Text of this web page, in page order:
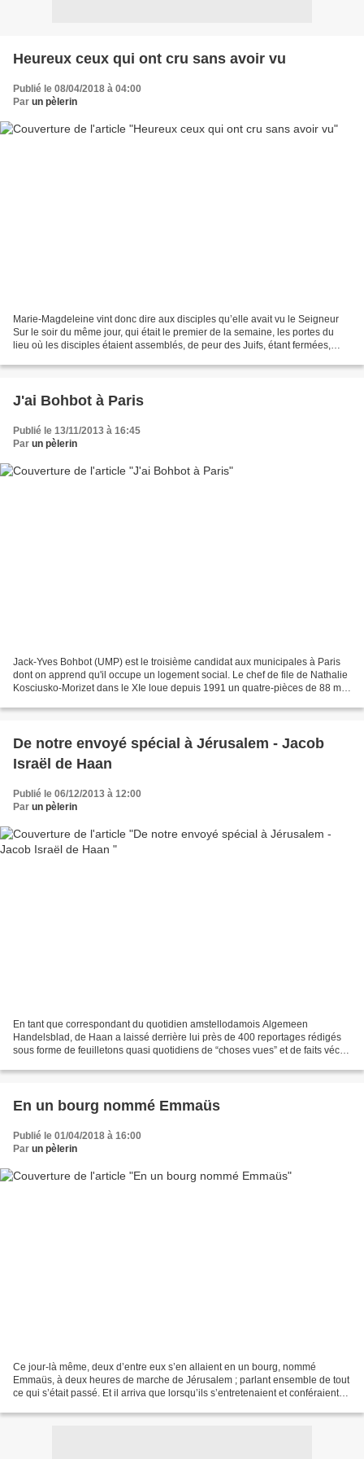
Heureux ceux qui ont cru sans avoir vu
Publié le 08/04/2018 à 04:00
Par un pèlerin
Marie-Magdeleine vint donc dire aux disciples qu’elle avait vu le Seigneur
Sur le soir du même jour, qui était le premier de la semaine, les portes du
lieu où les disciples étaient assemblés, de peur des Juifs, étant fermées,
J'ai Bohbot à Paris
Publié le 13/11/2013 à 16:45
Par un pèlerin
Jack-Yves Bohbot (UMP) est le troisième candidat aux municipales à Paris
dont on apprend qu'il occupe un logement social. Le chef de file de Nathalie
Kosciusko-Morizet dans le XIe loue depuis 1991 un quatre-pièces de 88 m²
De notre envoyé spécial à Jérusalem - Jacob
Israël de Haan
Publié le 06/12/2013 à 12:00
Par un pèlerin
En tant que correspondant du quotidien amstellodamois Algemeen
Handelsblad, de Haan a laissé derrière lui près de 400 reportages rédigés
sous forme de feuilletons quasi quotidiens de “choses vues” et de faits vécus
En un bourg nommé Emmaüs
Publié le 01/04/2018 à 16:00
Par un pèlerin
Ce jour-là même, deux d’entre eux s’en allaient en un bourg, nommé
Emmaüs, à deux heures de marche de Jérusalem ; parlant ensemble de tout
ce qui s’était passé. Et il arriva que lorsqu’ils s’entretenaient et conféraient